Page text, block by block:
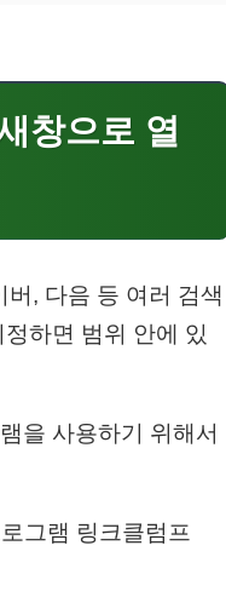
창으로 열
, 다음 등 여러 검색
하면 범위 안에 있
을 사용하기 위해서
그램 링크클럼프